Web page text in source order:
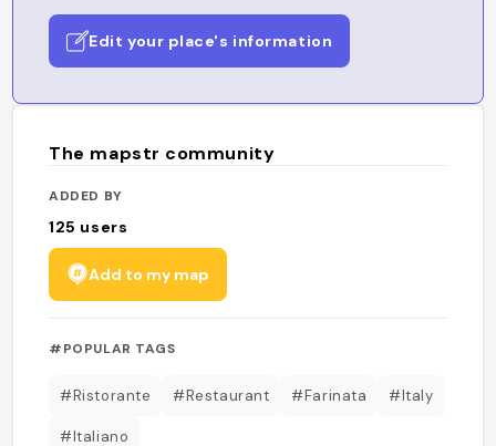
Edit your place's information
The mapstr community
ADDED BY
125 users
Add to my map
#POPULAR TAGS
#Ristorante #Restaurant #Farinata #Italy
#Italiano